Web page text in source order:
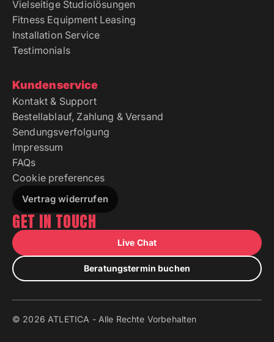
Vielseitige Studiolösungen
Fitness Equipment Leasing
Installation Service
Testimonials
Kundenservice
Kontakt & Support
Bestellablauf, Zahlung & Versand
Sendungsverfolgung
Impressum
FAQs
Cookie preferences
Vertrag widerrufen
GET IN TOUCH
Live Chat
Beratungstermin buchen
© 2026 ATLETICA - Alle Rechte Vorbehalten